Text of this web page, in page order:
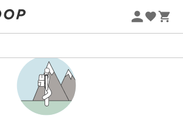
🔥 -5% EXTRA vanaf 2 producten* met